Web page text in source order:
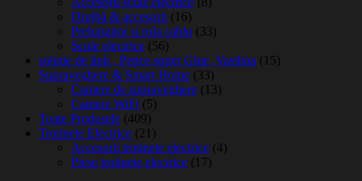
Drujbă & accesorii (16)
Prelungitor si rola cablu (33)
Scule electrice (56)
solutie de lipit , Petice,super Glue ,Vasilina (15)
Supraveghere & Smart Home (33)
Camere de supraveghere (13)
Camere WiFi (5)
Toate Produsele (409)
Trotinete Electrice (21)
Accesorii trotinete electrice (4)
Piese trotinete electrice (17)